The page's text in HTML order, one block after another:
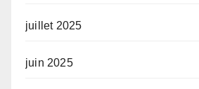
juillet 2025
juin 2025